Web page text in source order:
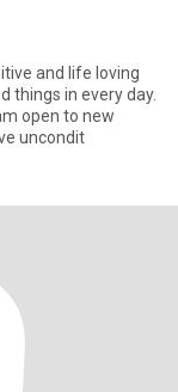
and life loving
things in every day.
open to new
uncondit